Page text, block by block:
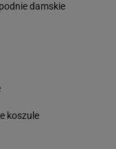
damskie
koszule